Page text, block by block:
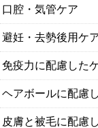
口腔・気管ケア
避妊・去勢後用ケ
免疫力に配慮した
ヘアボールに配慮
皮膚と被毛に配慮